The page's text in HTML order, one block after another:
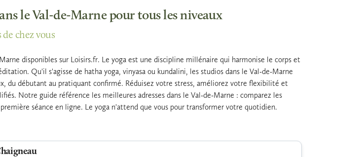
le Val-de-Marne pour tous les niveaux
chez vous
disponibles sur Loisirs.fr. Le yoga est une discipline millénaire qui harmonise le corps et
Qu'il s'agisse de hatha yoga, vinyasa ou kundalini, les studios dans le Val-de-Marne
du débutant au pratiquant confirmé. Réduisez votre stress, améliorez votre flexibilité et
Notre guide référence les meilleures adresses dans le Val-de-Marne : comparez les
séance en ligne. Le yoga n'attend que vous pour transformer votre quotidien.